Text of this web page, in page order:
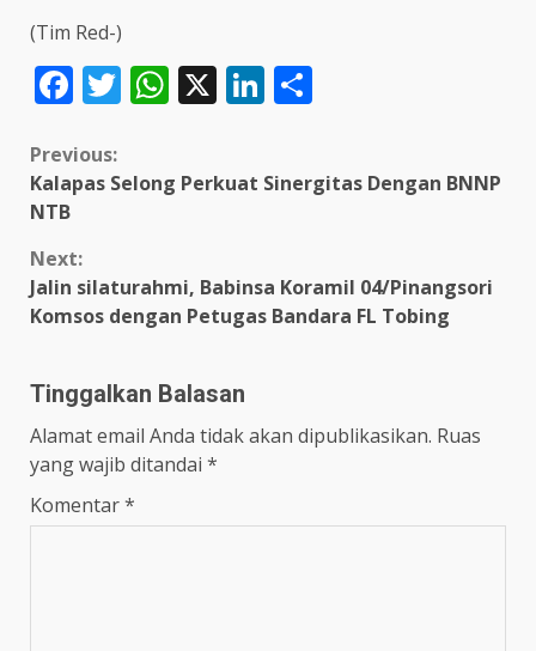
(Tim Red-)
Facebook
Twitter
WhatsApp
X LinkedIn
Continue
Reading
Previous:
Kalapas Selong Perkuat Sinergitas Dengan BNNP
NTB
Next:
Jalin silaturahmi, Babinsa Koramil 04/Pinangsori
Komsos dengan Petugas Bandara FL Tobing
Tinggalkan Balasan
Alamat email Anda tidak akan dipublikasikan. Ruas
yang wajib ditandai *
Komentar*